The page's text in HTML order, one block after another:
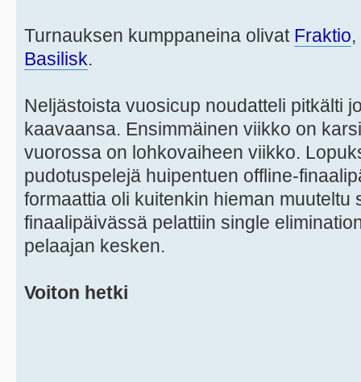
Turnauksen kumppaneina olivat Fraktio,
Basilisk.
Neljästoista vuosicup noudatteli pitkälti
kaavaansa. Ensimmäinen viikko on
vuorossa on lohkovaiheen viikko.
pudotuspelejä huipentuen offline-
formaattia oli kuitenkin hieman muuteltu
finaalipäivässä pelattiin single
pelaajan kesken.
Voiton hetki